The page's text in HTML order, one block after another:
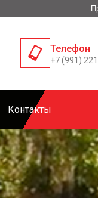
Телефон
+7 (991)
Контакты